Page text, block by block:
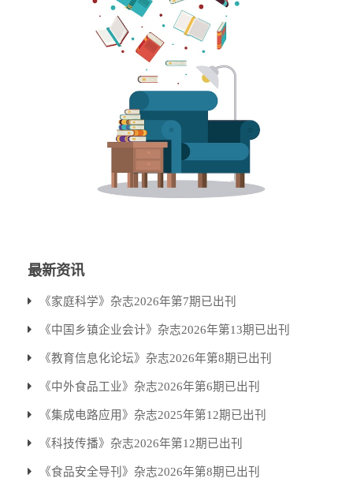
最新资讯
《家庭科学》杂志2026年第7期已出刊
《中国乡镇企业会计》杂志2026年第13期已出刊
《教育信息化论坛》杂志2026年第8期已出刊
《中外食品工业》杂志2026年第6期已出刊
《集成电路应用》杂志2025年第12期已出刊
《科技传播》杂志2026年第12期已出刊
《食品安全导刊》杂志2026年第8期已出刊